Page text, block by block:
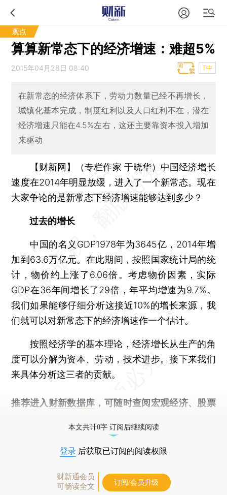
观点
算算新常态下的经济增速：难超5%
2015年04月28日 08:40 T中
在新常态的经济体系下，劳动力数量已经不再增长，
城镇化基本完成，制度红利以及人口红利不在，潜在
经济增速只能在4.5%左右，这还主要靠资本投入增加
来驱动
【财新网】（专栏作家 于晓华） 中国经济增长
速度在2014年明显放缓，进入了一个新常态。现在
大家争论的是新常态下经济增速能够达到多少？
过去的增长
中国的名义GDP1978年为3645亿，2014年增
加到63.6万亿元。在此期间，按照国家统计局的统
计，物价约上涨了6.06倍。考虑物价因素，实际
GDP在36年间增长了29倍，年平均增速为9.7%。
我们如果能够仔细分析这接近10%的增长来源，我
们就可以对新常态下的经济增速作一个估计。
按照经济学的基本理论，经济增长从生产的角
度可以分解为资本、劳动，技术进步。接下来我们
来具体分析这三者的贡献。
推荐进入 财新数据库 ，可随时查阅宏观经济、股票
本文共计0字 订阅后继续阅读
登录 后获取已订阅的阅读权限
财新通会员
可畅读全文
订阅/会员升级